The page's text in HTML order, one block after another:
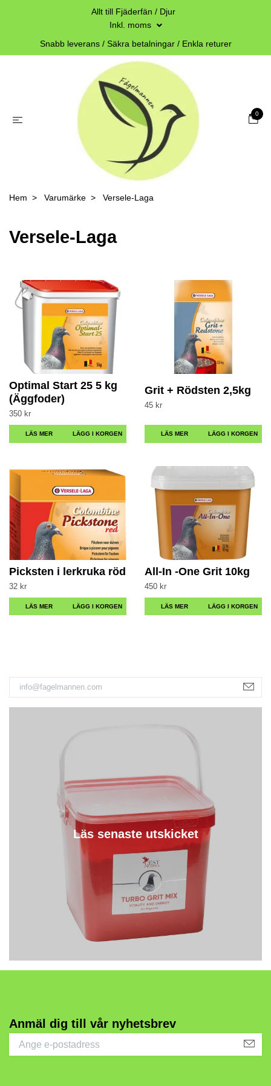
Allt till Fjäderfän / Djur
Inkl. moms
Snabb leverans / Säkra betalningar / Enkla returer
0
Läs senaste utskicket
Hem Varumärke Versele-Laga
Versele-Laga
Optimal Start 25 5 kg
(Äggfoder)
350 kr
LÄS MER
Grit + Rödsten 2,5kg
45 kr
LÄS MER
Picksten i lerkruka röd
32 kr
LÄS MER
All-In -One Grit 10kg
450 kr
LÄS MER
Anmäl dig till vår nyhetsbrev